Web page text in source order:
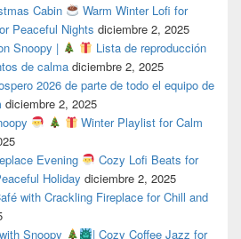
Cabin
Warm Winter Lofi for
Peaceful Nights diciembre 2, 2025
Snoopy |
Lista de reproducción
de calma diciembre 2, 2025
2026 de parte de todo el equipo de
diciembre 2, 2025
Winter Playlist for Calm
Evening
Cozy Lofi Beats for
Holiday diciembre 2, 2025
with Crackling Fireplace for Chill and
Snoopy
| Cozy Coffee Jazz for